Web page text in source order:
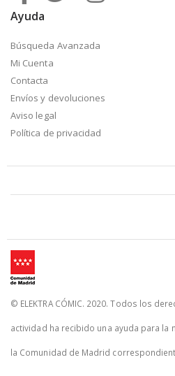
Ayuda
Búsqueda Avanzada
Mi Cuenta
Contacta
Envíos y devoluciones
Aviso legal
Política de privacidad
© ELEKTRA CÓMIC. 2020. Todos los
actividad ha recibido una ayuda para la
la Comunidad de Madrid